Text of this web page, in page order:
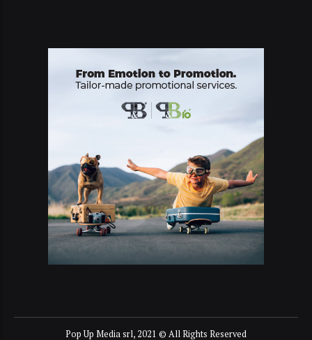
Pop Up Media srl, 2021 © All Rights Reserved